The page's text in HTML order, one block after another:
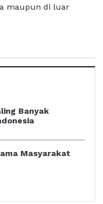
maupun di luar
Banyak
Masyarakat